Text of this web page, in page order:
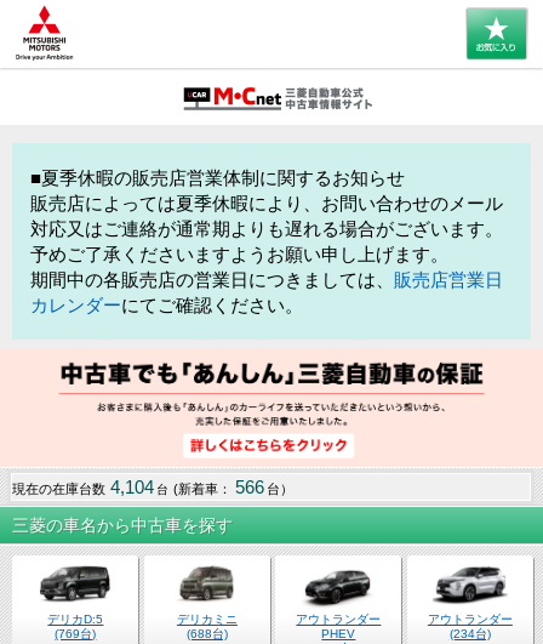
■夏季休暇の販売店営業体制に関するお知らせ
販売店によっては夏季休暇により、お問い合わせのメール
対応又はご連絡が通常期よりも遅れる場合がございます。
予めご了承くださいますようお願い申し上げます。
期間中の各販売店の営業日につきましては、 販売店営業日
カレンダーにてご確認ください。
現在の在庫台数 4,104 台 (新着車： 566 台）
三菱の車名から中古車を探す
デリカD:5
(769台)
デリカミニ
(688台)
アウトランダー
PHEV
アウトランダー
(234台)